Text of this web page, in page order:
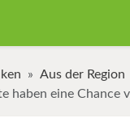
Aus der Region
haben eine Chance